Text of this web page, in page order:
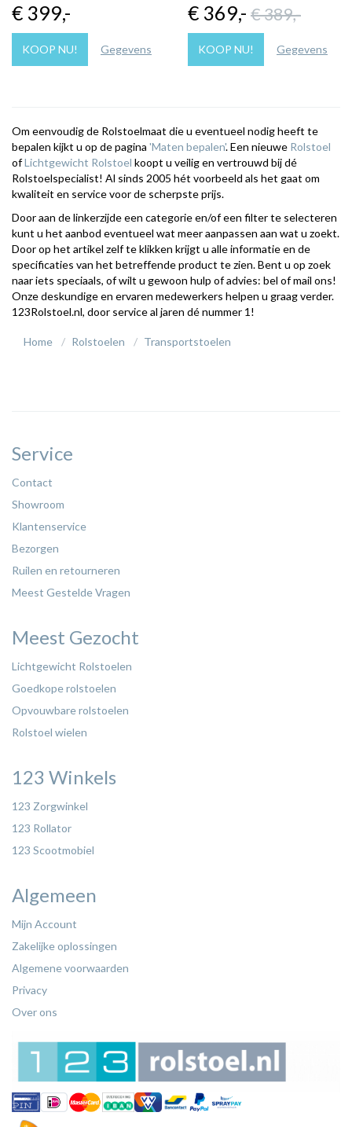
€ 399,-
KOOP NU! Gegevens
€ 369,- € 389,-
KOOP NU! Gegevens
Om eenvoudig de Rolstoelmaat die u eventueel nodig heeft te
bepalen kijkt u op de pagina 'Maten bepalen'. Een nieuwe Rolstoel
ofLichtgewicht Rolstoel koopt u veilig en vertrouwd bij dé
Rolstoelspecialist! Al sinds 2005 hét voorbeeld als het gaat om
kwaliteit en service voor de scherpste prijs.
Door aan de linkerzijde een categorie en/of een filter te selecteren
kunt u het aanbod eventueel wat meer aanpassen aan wat u zoekt.
Door op het artikel zelf te klikken krijgt u alle informatie en de
specificaties van het betreffende product te zien. Bent u op zoek
naar iets speciaals, of wilt u gewoon hulp of advies: bel of mail ons!
Onze deskundige en ervaren medewerkers helpen u graag verder.
123Rolstoel.nl, door service al jaren dé nummer 1!
Home Rolstoelen Transportstoelen
Service
Contact
Showroom
Klantenservice
Bezorgen
Ruilen en retourneren
Meest Gestelde Vragen
Meest Gezocht
Lichtgewicht Rolstoelen
Goedkope rolstoelen
Opvouwbare rolstoelen
Rolstoel wielen
123 Winkels
123 Zorgwinkel
123 Rollator
123 Scootmobiel
Algemeen
Mijn Account
Zakelijke oplossingen
Algemene voorwaarden
Privacy
Over ons